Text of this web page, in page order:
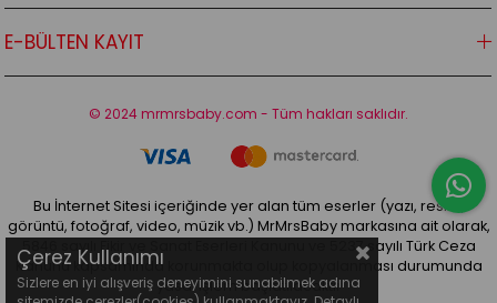
E-BÜLTEN KAYIT
© 2024 mrmrsbaby.com - Tüm hakları saklıdır.
Bu İnternet Sitesi içeriğinde yer alan tüm eserler (yazı, resim,
görüntü, fotoğraf, video, müzik vb.) MrMrsBaby markasına ait olarak,
5846 sayılı Fikir ve Sanat Eserleri Kanunu ve 5237 sayılı Türk Ceza
Kanunu kapsamında korunmakta olup kopyalanması durumunda
yasal işlem başlatılacaktır
Çerez Kullanımı
Sizlere en iyi alışveriş deneyimini sunabilmek adına